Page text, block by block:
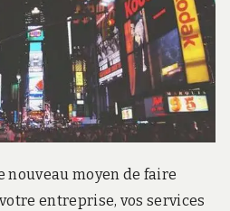
nouveau moyen de faire
entreprise, vos services